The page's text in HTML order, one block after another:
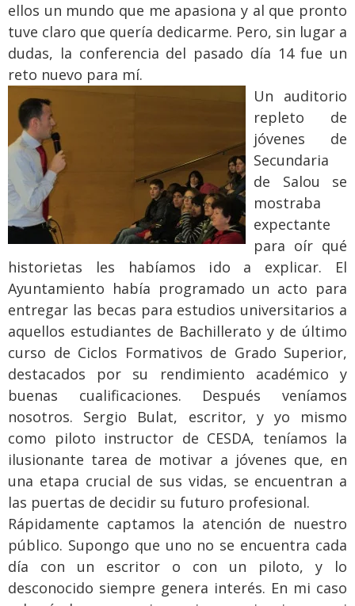
ellos un mundo que me apasiona y al que pronto
tuve claro que quería dedicarme. Pero, sin lugar a
dudas, la conferencia del pasado día 14 fue un
reto nuevo para mí.
Un auditorio
repleto de
jóvenes de
Secundaria
de Salou se
mostraba
expectante
para oír qué
historietas les habíamos ido a explicar. El
Ayuntamiento había programado un acto para
entregar las becas para estudios universitarios a
aquellos estudiantes de Bachillerato y de último
curso de Ciclos Formativos de Grado Superior,
destacados por su rendimiento académico y
buenas cualificaciones. Después veníamos
nosotros. Sergio Bulat, escritor, y yo mismo
como piloto instructor de CESDA, teníamos la
ilusionante tarea de motivar a jóvenes que, en
una etapa crucial de sus vidas, se encuentran a
las puertas de decidir su futuro profesional.
Rápidamente captamos la atención de nuestro
público. Supongo que uno no se encuentra cada
día con un escritor o con un piloto, y lo
desconocido siempre genera interés. En mi caso